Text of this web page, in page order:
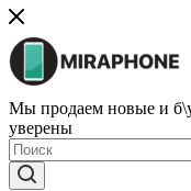
Мы продаем новые и
уверены